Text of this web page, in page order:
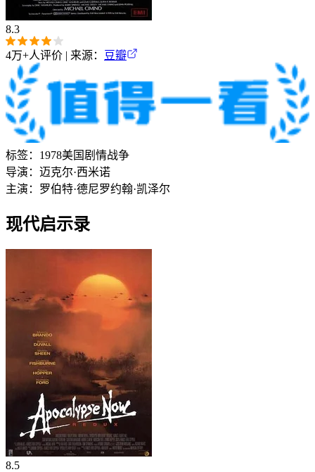
8.3
4万+人评价 | 来源： 豆瓣
标签： 1978美国 剧情战争
导演： 迈克尔·西米诺
主演： 罗伯特·德尼罗约翰·凯泽尔
现代启示录
8.5